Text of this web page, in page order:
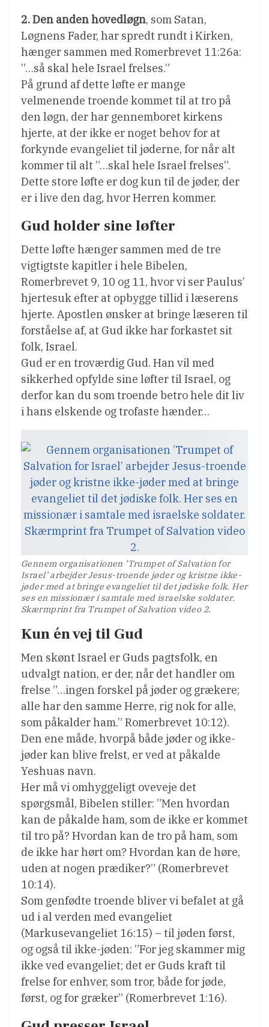
2. Den anden hovedløgn, som Satan,
Løgnens Fader, har spredt rundt i Kirken,
hænger sammen med Romerbrevet 11:26a:
”…så skal hele Israel frelses.”
På grund af dette løfte er mange
velmenende troende kommet til at tro på
den løgn, der har gennemboret kirkens
hjerte, at der ikke er noget behov for at
forkynde evangeliet til jøderne, for når alt
kommer til alt ”…skal hele Israel frelses”.
Dette store løfte er dog kun til de jøder, der
er i live den dag, hvor Herren kommer.
Gud holder sine løfter
Dette løfte hænger sammen med de tre
vigtigtste kapitler i hele Bibelen,
Romerbrevet 9, 10 og 11, hvor vi ser Paulus’
hjertesuk efter at opbygge tillid i læserens
hjerte. Apostlen ønsker at bringe læseren til
forståelse af, at Gud ikke har forkastet sit
folk, Israel.
Gud er en troværdig Gud. Han vil med
sikkerhed opfylde sine løfter til Israel, og
derfor kan du som troende betro hele dit liv
i hans elskende og trofaste hænder…
Gennem organisationen ’Trumpet of Salvation for
Israel’ arbejder Jesus-troende jøder og kristne ikke-
jøder med at bringe evangeliet til det jødiske folk. Her
ses en missionær i samtale med israelske soldater.
Skærmprint fra Trumpet of Salvation video 2.
Kun én vej til Gud
Men skønt Israel er Guds pagtsfolk, en
udvalgt nation, er der, når det handler om
frelse ”…ingen forskel på jøder og grækere;
alle har den samme Herre, rig nok for alle,
som påkalder ham.” Romerbrevet 10:12).
Den ene måde, hvorpå både jøder og ikke-
jøder kan blive frelst, er ved at påkalde
Yeshuas navn.
Her må vi omhyggeligt oveveje det
spørgsmål, Bibelen stiller: ”Men hvordan
kan de påkalde ham, som de ikke er kommet
til tro på? Hvordan kan de tro på ham, som
de ikke har hørt om? Hvordan kan de høre,
uden at nogen prædiker?” (Romerbrevet
10:14).
Som genfødte troende bliver vi befalet at gå
ud i al verden med evangeliet
(Markusevangeliet 16:15) – til jøden først,
og også til ikke-jøden: ”For jeg skammer mig
ikke ved evangeliet; det er Guds kraft til
frelse for enhver, som tror, både for jøde,
først, og for græker” (Romerbrevet 1:16).